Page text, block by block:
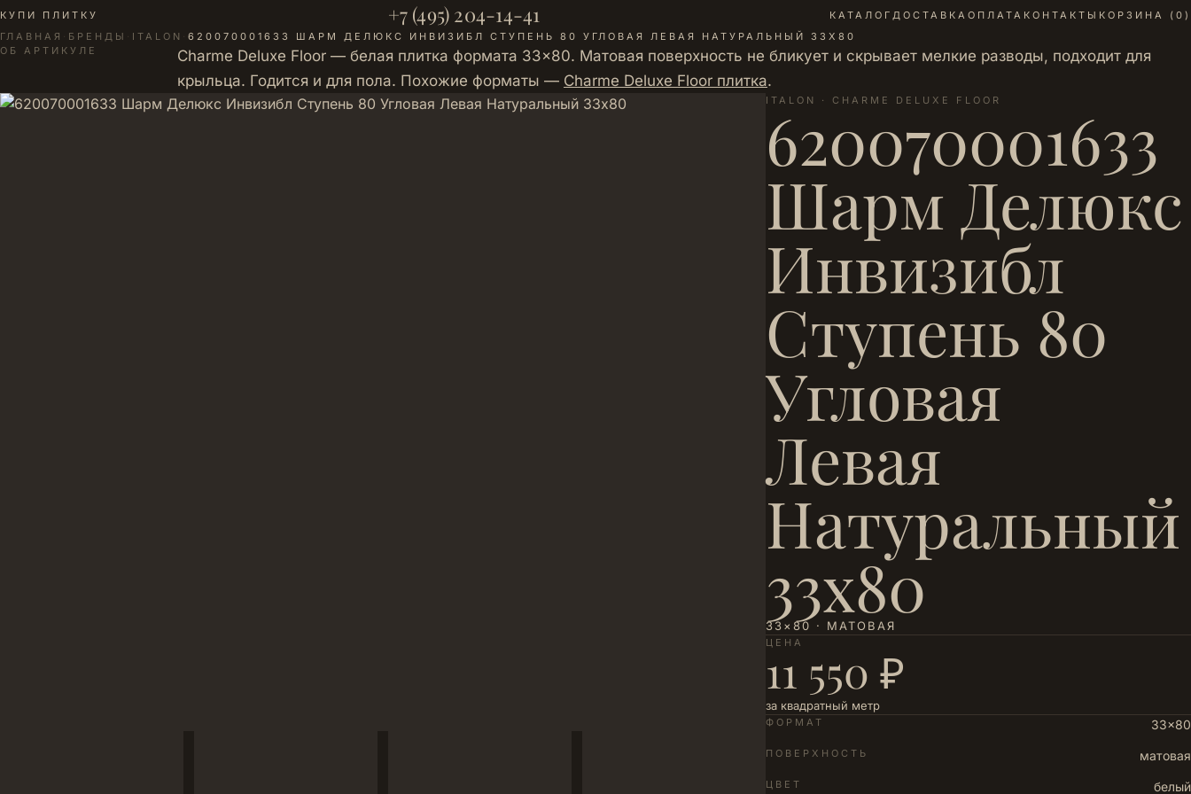
КУПИ ПЛИТКУ +7 (495) 204-14-41 КАТАЛОГ ДОСТАВКА ОПЛАТА КОНТАКТЫ КОРЗИНА ( 0 )
ГЛАВНАЯ · БРЕНДЫ · ITALON · 620070001633 ШАРМ ДЕЛЮКС ИНВИЗИБЛ СТУПЕНЬ 80 УГЛОВАЯ ЛЕВАЯ НАТУРАЛЬНЫЙ 33Х80
ОБ АРТИКУЛЕ
Charme Deluxe Floor — белая плитка формата 33×80. Матовая поверхность не бликует и скрывает мелкие разводы, подходит для
крыльца. Годится и для пола. Похожие форматы — Charme Deluxe Floor плитка.
ITALON · CHARME DELUXE FLOOR
620070001633
Шарм Делюкс
Инвизибл
Ступень 80
Угловая
Левая
Натуральный
33х80
33×80 · МАТОВАЯ
ЦЕНА
11 550 ₽
за квадратный метр
ФОРМАТ 33×80
ПОВЕРХНОСТЬ матовая
ЦВЕТ белый